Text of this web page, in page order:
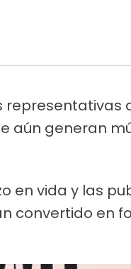
representativas
aún generan
en vida y las
convertido en